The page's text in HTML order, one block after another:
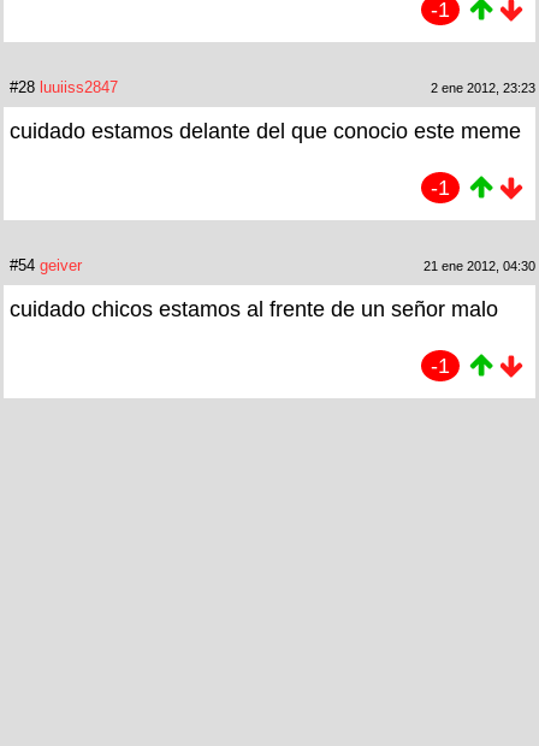
-1
#28 luuiiss2847 2 ene 2012, 23:23
cuidado estamos delante del que conocio este meme
-1
#54 geiver 21 ene 2012, 04:30
cuidado chicos estamos al frente de un señor malo
-1